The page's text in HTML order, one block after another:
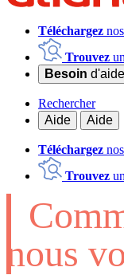
Téléchargez
Trouvez
Besoin d'aide
Rechercher
Aide
Aide
Téléchargez
Trouvez
nous